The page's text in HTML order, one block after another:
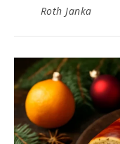
Roth Janka